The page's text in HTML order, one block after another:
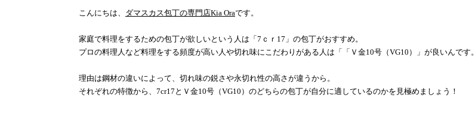
こんにちは、 ダマスカス包丁の専門店Kia Oraです。
家庭で料理をするための包丁が欲しいという人は 「 7 ｃｒ 17 」の包丁がおすすめ。
プロの料理人など料理をする頻度が高い人や切れ味にこだわりがある人は「「Ｖ金10号（VG10 ）」が良いんです。
理由は鋼材の違いによって、 切れ味の鋭さや永切れ性の高さが違うから。
それぞれの特徴から、 7cr17 とＶ金10号（VG10 ）のどちらの包丁が自分に適しているのかを見極めましょう！